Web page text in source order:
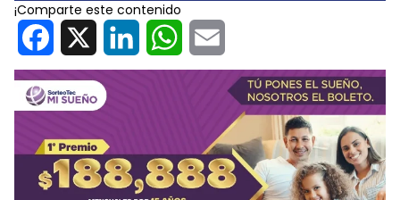
¡Comparte este contenido
Facebook LinkedInWhatsApp